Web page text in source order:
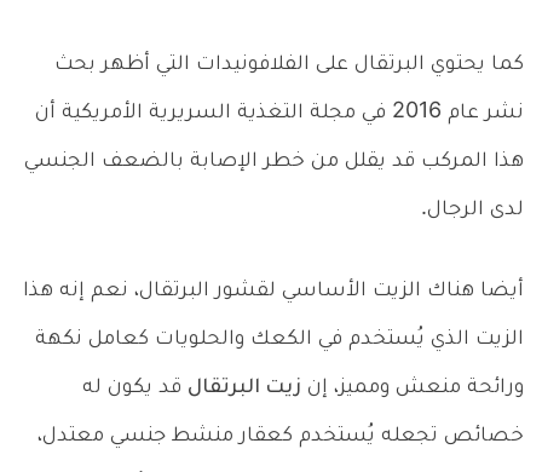
كما يحتوي البرتقال على الفلافونيدات التي أظهر بحث
نشر عام 2016 في مجلة التغذية السريرية الأمريكية أن
هذا المركب قد يقلل من خطر الإصابة بالضعف الجنسي
لدى الرجال.
أيضا هناك الزيت الأساسي لقشور البرتقال، نعم إنه هذا
الزيت الذي يُستخدم في الكعك والحلويات كعامل نكهة
ورائحة منعش ومميز، إن زيت البرتقال قد يكون له
خصائص تجعله يُستخدم كعقار منشط جنسي معتدل،